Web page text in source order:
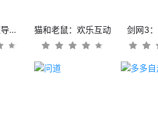
妖精的尾巴:魔导少年 猫和老鼠：欢乐互动 剑网3